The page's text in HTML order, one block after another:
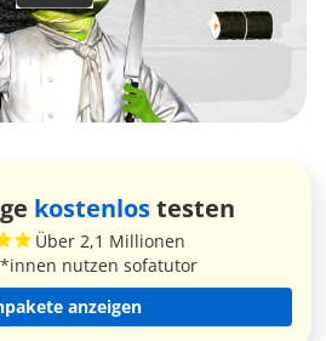
kostenlostesten
Über 2,1 Millionen
nutzen sofatutor
anzeigen